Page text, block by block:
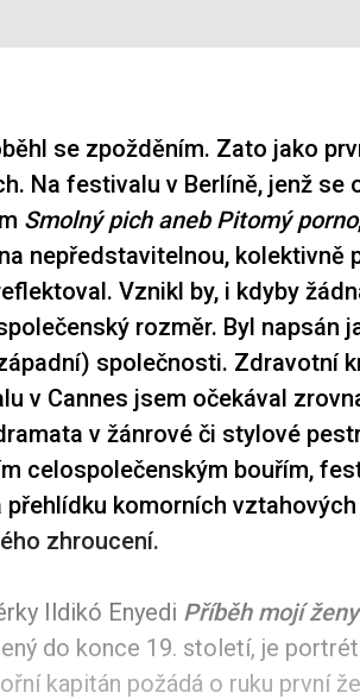
se zpožděním. Zato jako
Na festivalu v Berlíně, jenž se
Smolný pich aneb Pitomý porno
nepředstavitelnou, kolektivně
Vznikl by, i kdyby
rozměr. Byl napsán
společnosti. Zdravotní
v Cannes jsem očekával
v žánrové či stylové
celospolečenským bouřím,
komorních
zhroucení.
Ildikó Enyedi Příběh mojí ženy
do konce 19. století, je
kapitán požádá o ruku první